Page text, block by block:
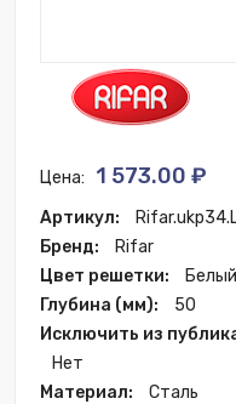
Цена: 1 573.00 ₽
Артикул:
Бренд:
Rifar
Цвет решетки:
Белый
Глубина (мм):
50
Исключить из
Нет
Материал:
Сталь